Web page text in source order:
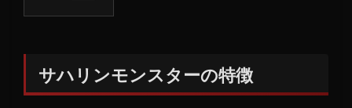
スタ
ーの
サハリンモンスターの特徴